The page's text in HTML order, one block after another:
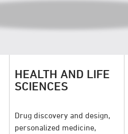
HEALTH AND LIFE
SCIENCES
Drug discovery and design,
personalized medicine,